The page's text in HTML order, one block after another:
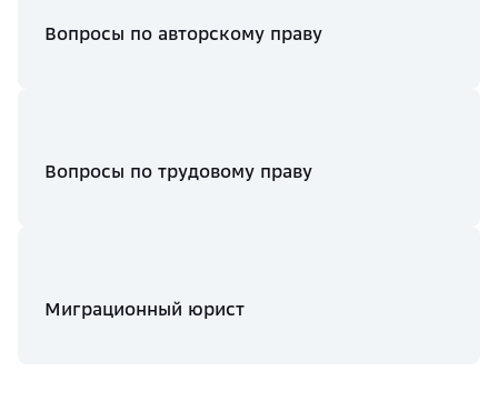
Вопросы по авторскому праву
Вопросы по трудовому праву
Миграционный юрист